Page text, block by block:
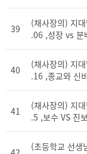
39
(채사장의) 지
.06 ,성장 vs 분
40
(채사장의) 지
.16 ,종교와 신비
41
(채사장의) 지
.5 ,보수 VS 진보
(초등학교 선생